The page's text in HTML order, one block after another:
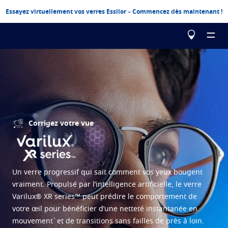
Essayez virtuellement vos verres Essilor – Commencez dès maintenant !
Le choix Essilor
Essilor Experts
Essilor Experts
Essilor AVA
Advanced vision accuracy
En savoir plus
Nos verres
Corriger
Stellest Contrôle de la myopie chez l'enfant
Eyezen Verres unifocaux optimisés
Verres progressifs
Aidez-moi à choisir
Testez votre vue
Créez votre prochaine paire de verres
La vue
Problèmes liés à la vue
Corrigez votre vue
Un verre progressif qui sait comment vos yeux bougent
vraiment. Propulsé par l’intelligence artificielle, le verre
Varilux® XR series™ peut prédire le comportement de
votre œil pour bénéficier d’une netteté instantanée en
mouvement1 et de transitions sans failles de près à loin.